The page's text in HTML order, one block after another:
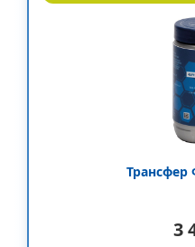
Трансфер
3